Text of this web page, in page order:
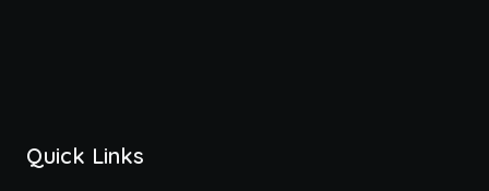
Quick Links